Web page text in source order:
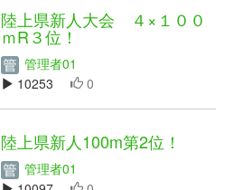
陸上県新人大会 ４×１００
ｍR３位！
管理者01
10253
0
陸上県新人100m第2位！
管理者01